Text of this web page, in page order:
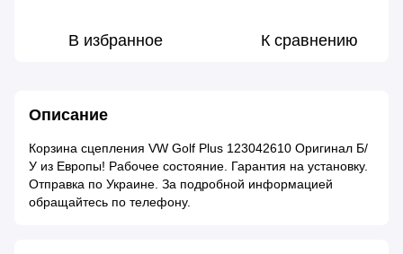
В избранное К сравнению
Описание
Корзина сцепления VW Golf Plus 123042610 Оригинал Б/
У из Европы! Рабочее состояние. Гарантия на установку.
Отправка по Украине. За подробной информацией
обращайтесь по телефону.